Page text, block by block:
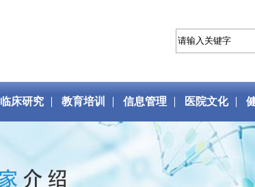
临床研究 教育培训 信息管理 医院文化